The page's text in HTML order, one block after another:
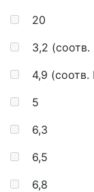
20
3,2
4,9
5
6,3
6,5
6,8